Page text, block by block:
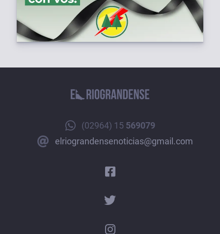
(02964) 15 569079
elriograndensenoticias@gmail.com